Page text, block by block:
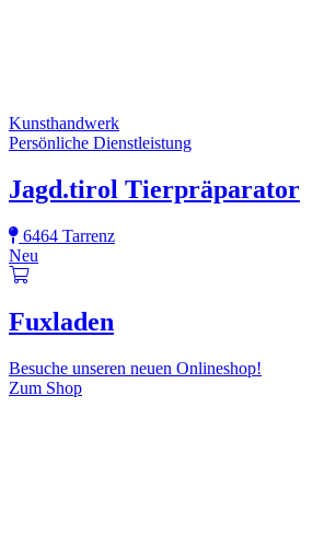
Kunsthandwerk
Persönliche Dienstleistung
Jagd.tirol Tierpräparator
6464 Tarrenz
Neu
Fuxladen
Besuche unseren neuen Onlineshop!
Zum Shop